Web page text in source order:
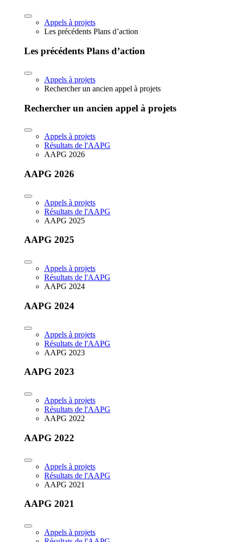
Appels à projets
Les précédents Plans d’action
Les précédents Plans d’action
Appels à projets
Rechercher un ancien appel à projets
Rechercher un ancien appel à projets
Appels à projets
Résultats de l'AAPG
AAPG 2026
AAPG 2026
Appels à projets
Résultats de l'AAPG
AAPG 2025
AAPG 2025
Appels à projets
Résultats de l'AAPG
AAPG 2024
AAPG 2024
Appels à projets
Résultats de l'AAPG
AAPG 2023
AAPG 2023
Appels à projets
Résultats de l'AAPG
AAPG 2022
AAPG 2022
Appels à projets
Résultats de l'AAPG
AAPG 2021
AAPG 2021
Appels à projets